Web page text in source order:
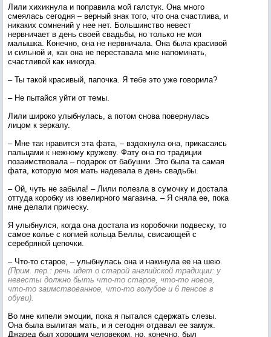
Лили хихикнула и поправила мой галстук. Она много
смеялась сегодня – верный знак того, что она счастлива, и
никаких сомнений у нее нет. Большинство невест
нервничает в день своей свадьбы, но только не моя
малышка. Конечно, она не нервничала. Она была красивой
и сильной и, как она не переставала мне напоминать,
счастливой как никогда.
– Ты такой красивый, папочка. Я тебе это уже говорила?
– Не пытайся уйти от темы.
Лили широко улыбнулась, а потом снова повернулась
лицом к зеркалу.
– Мне так нравится эта фата, – вздохнула она, прикасаясь
пальцами к нежному кружеву. Фату она по традиции
позаимствовала – подарок от бабушки. Это была та самая
фата, которую моя мать надевала в день свадьбы.
– Ой, чуть не забыла! – Лили полезла в сумочку и достала
оттуда коробку из ювелирного магазина. – Я сняла ее, пока
мне делали прическу.
Я улыбнулся, когда она достала из коробочки подвеску, то
самое колье с копией кольца Беллы, свисающей с
серебряной цепочки.
– Что-то старое, – улыбнулась она и накинула ее на шею.
(Прим. пер.: речь идет о старой английской традиции: у
невесты должно быть что-то старое, что-то новое,
что-то заимствованное, что-то голубое и 6 пенсов в
обуви).
Во мне кипели эмоции, пока я пытался сдержать слезы.
Она была вылитая мать, и я сегодня отдавал ее замуж.
Джаред был хорошим человеком, но, конечно, был